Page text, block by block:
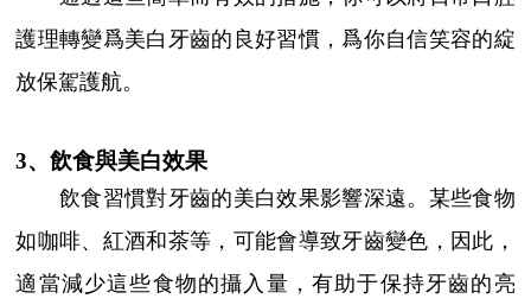
護理轉變爲美白牙齒的良好習慣，爲你自信笑容的綻
放保駕護航。
3、飲食與美白效果
飲食習慣對牙齒的美白效果影響深遠。某些食物
如咖啡、紅酒和茶等，可能會導致牙齒變色，因此，
適當減少這些食物的攝入量，有助于保持牙齒的亮